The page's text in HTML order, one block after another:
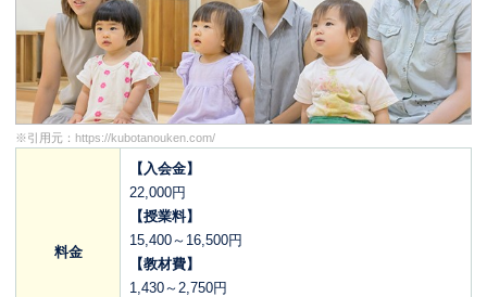
※引用元： https://kubotanouken.com/
料金
【入会金】
22,000円
【授業料】
15,400～16,500円
【教材費】
1,430～2,750円